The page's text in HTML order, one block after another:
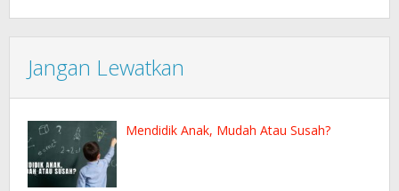
Jangan Lewatkan
Mendidik Anak, Mudah Atau Susah?